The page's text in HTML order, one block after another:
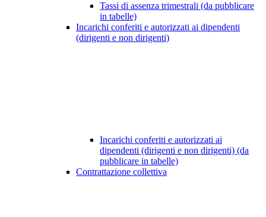
Tassi di assenza trimestrali (da pubblicare
in tabelle)
Incarichi conferiti e autorizzati ai dipendenti
(dirigenti e non dirigenti)
Incarichi conferiti e autorizzati ai
dipendenti (dirigenti e non dirigenti) (da
pubblicare in tabelle)
Contrattazione collettiva